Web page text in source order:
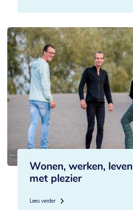
Wonen, werken, leven
met plezier
Lees verder